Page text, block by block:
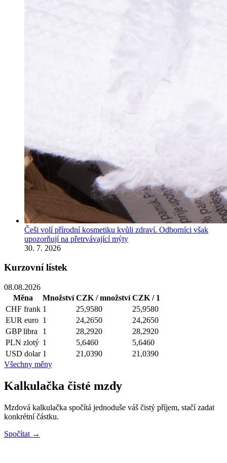
Češi volí přírodní kosmetiku kvůli zdraví. Odborníci však
upozorňují na přetrvávající mýty
30. 7. 2026
Kurzovní lístek
08.08.2026
Měna
Množství CZK / množství CZK / 1
CHF frank 1 25,9580
25,9580
EUR euro 1 24,2650
24,2650
GBP libra 1 28,2920
28,2920
PLN zlotý 1 5,6460
5,6460
USD dolar 1 21,0390
21,0390
Všechny měny
Kalkulačka čisté mzdy
Mzdová kalkulačka spočítá jednoduše váš čistý příjem, stačí zadat
konkrétní částku.
Spočítat →